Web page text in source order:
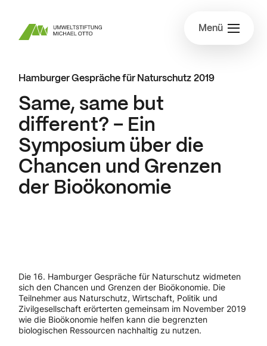
Menü
Hamburger Gespräche für Naturschutz 2019
Same, same but
different? – Ein
Symposium über die
Chancen und Grenzen
der Bioökonomie
Die 16. Hamburger Gespräche für Naturschutz widmeten
sich den Chancen und Grenzen der Bioökonomie. Die
Teilnehmer aus Naturschutz, Wirtschaft, Politik und
Zivilgesellschaft erörterten gemeinsam im November 2019
wie die Bioökonomie helfen kann die begrenzten
biologischen Ressourcen nachhaltig zu nutzen.